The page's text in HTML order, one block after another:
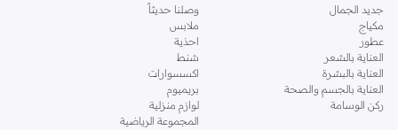
جديد الجمال
مكياج
عطور
العناية بالشعر
العناية بالبشرة
العناية بالجسم والصحة
ركن الوسامة
وصلنا حديثاً
ملابس
احذية
شنط
اكسسوارات
بريميوم
لوازم منزلية
المجموعة الرياضية